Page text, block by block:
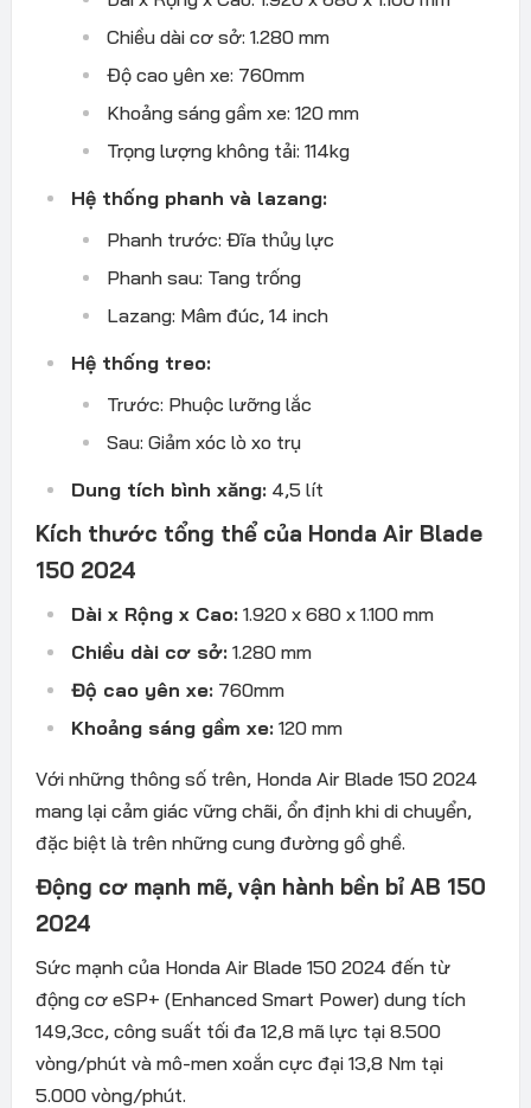
Chiều dài cơ sở: 1.280 mm
Độ cao yên xe: 760mm
Khoảng sáng gầm xe: 120 mm
Trọng lượng không tải: 114kg
Hệ thống phanh và lazang:
Phanh trước: Đĩa thủy lực
Phanh sau: Tang trống
Lazang: Mâm đúc, 14 inch
Hệ thống treo:
Trước: Phuộc lưỡng lắc
Sau: Giảm xóc lò xo trụ
Dung tích bình xăng:4,5 lít
Kích thước tổng thể của Honda Air Blade
150 2024
Dài x Rộng x Cao:1.920 x 680 x 1.100 mm
Chiều dài cơ sở:1.280 mm
Độ cao yên xe:760mm
Khoảng sáng gầm xe:120 mm
Với những thông số trên, Honda Air Blade 150 2024
mang lại cảm giác vững chãi, ổn định khi di chuyển,
đặc biệt là trên những cung đường gồ ghề.
Động cơ mạnh mẽ, vận hành bền bỉ AB 150
2024
Sức mạnh của Honda Air Blade 150 2024 đến từ
động cơ eSP+ (Enhanced Smart Power) dung tích
149,3cc, công suất tối đa 12,8 mã lực tại 8.500
vòng/phút và mô-men xoắn cực đại 13,8 Nm tại
5.000 vòng/phút.